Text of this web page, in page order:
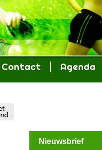
Contact
Agenda
Nieuwsbrief